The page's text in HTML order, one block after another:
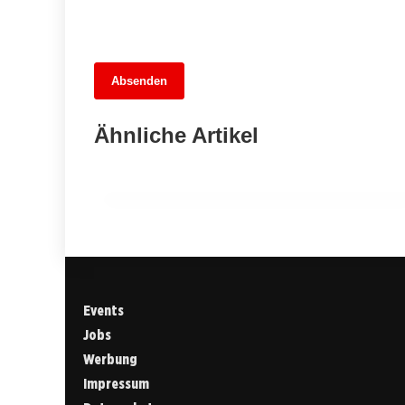
Absenden
Ähnliche Artikel
05. Juli 2026
Der Schlüssel zur Zukunft: Tjark Ernst
Events
Jobs
Werbung
Impressum